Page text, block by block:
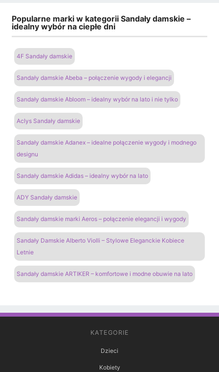
Popularne marki w kategorii Sandały damskie –
idealny wybór na ciepłe dni
4F Sandały damskie
Sandały damskie Abeba – połączenie wygody i elegancji
Sandały damskie Abloom – idealny wybór na lato i nie tylko
Aclys Sandały damskie
Sandały damskie Adanex – idealne połączenie wygody i modnego
designu
Sandały damskie Adidas – idealny wybór na lato
ADY Sandały damskie
Sandały damskie marki Aeros – połączenie elegancji i wygody
Sandały Damskie Alberto Violli – Stylowe Eleganckie Kobiece
Letnie
Sandały damskie ARTIKER – komfortowe i modne obuwie na lato
KATEGORIE
Dzieci
Kobiety